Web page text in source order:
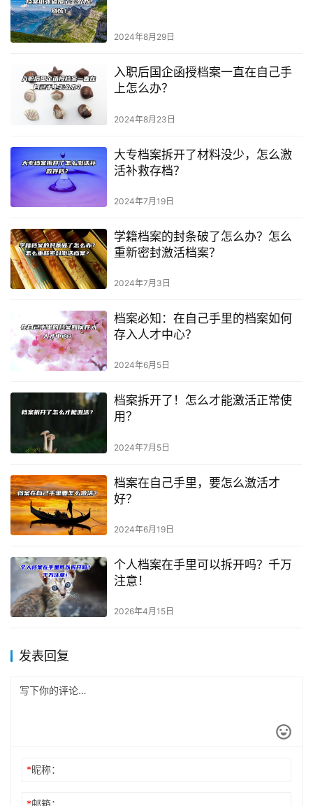
2024年8月29日
入职后国企函授档案一直在自己手
上怎么办？
2024年8月23日
大专档案拆开了材料没少，怎么激
活补救存档？
2024年7月19日
学籍档案的封条破了怎么办？怎么
重新密封激活档案？
2024年7月3日
档案必知：在自己手里的档案如何
存入人才中心？
2024年6月5日
档案拆开了！怎么才能激活正常使
用？
2024年7月5日
档案在自己手里，要怎么激活才
好？
2024年6月19日
个人档案在手里可以拆开吗？千万
注意！
2026年4月15日
发表回复
*昵称：
*邮箱：